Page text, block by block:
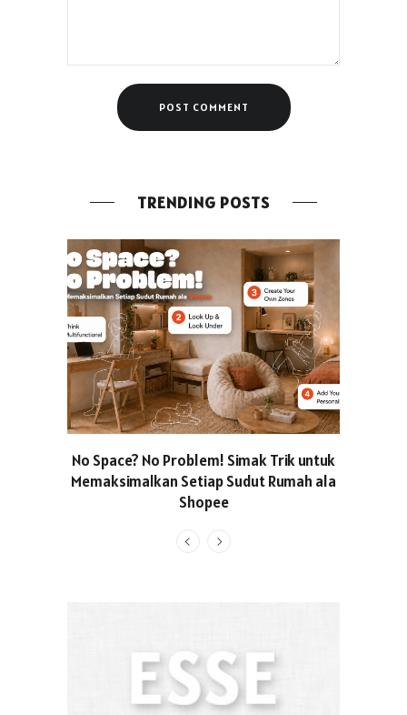
TRENDING POSTS
No Space? No Problem! Simak Trik untuk
Memaksimalkan Setiap Sudut Rumah ala
Shopee